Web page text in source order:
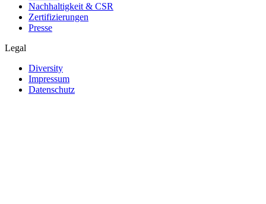
Nachhaltigkeit & CSR
Zertifizierungen
Presse
Legal
Diversity
Impressum
Datenschutz